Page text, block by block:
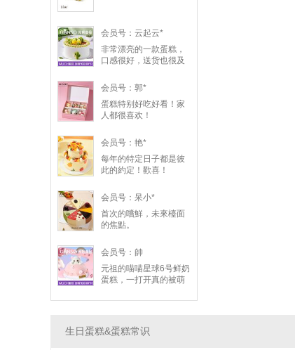
会员号：云起云*
非常漂亮的一款蛋糕，
口感很好，送货也很及
谢谢！
会员号：郭*
蛋糕特别好吃好看！家
人都很喜欢！
会员号：艳*
每年的特定日子都是彼
此的約定！歡喜！
会员号：呆小*
首次的嚐鮮，未來檯面
的焦點。
会员号：帥
元祖的喵喵星球6号鲜奶
蛋糕，一打开真的被萌
睛，拍起来超好看。本
但普普，没想到口感意
外惊艳，动物鲜奶油吃
生日蛋糕&蛋糕常识